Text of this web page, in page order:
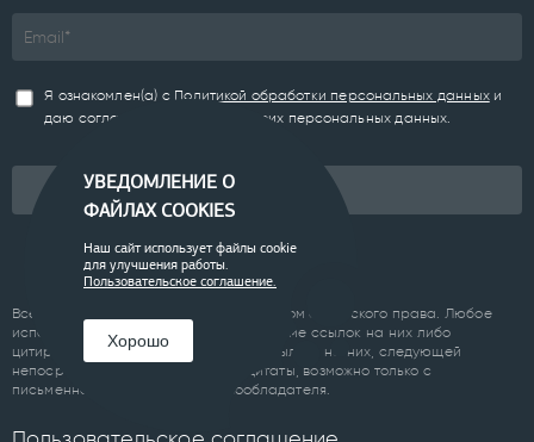
Я ознакомлен(а) с Политикой обработки персональных данныхи
даю согласие на обработку моих персональных данных.
Подписаться
Все материалы сайта являются объектом авторского права. Любое
использование материалов сайта, кроме ссылок на них либо
цитирование с обязательной гиперссылкой на них, следующей
непосредственно до либо после цитаты, возможно только с
письменного разрешения правообладателя.
УВЕДОМЛЕНИЕ О
ФАЙЛАХ COOKIES
Наш сайт использует файлы cookie
для улучшения работы.
Пользовательское соглашение.
Хорошо